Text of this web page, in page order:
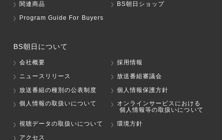
関連商品
BS朝日ショップ
Program Guide For Buyers
BS朝日について
会社概要
採用情報
ニュースリリース
放送番組審議会
放送番組の種別の公表制度
個人情報保護方針
個人情報の取扱いについて
オンラインサービスにおける
個人情報等の取扱いについて
視聴データの取扱いについて
環境方針
アクセス